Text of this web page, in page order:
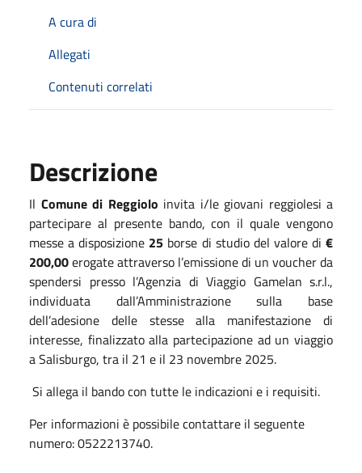
A cura di
Allegati
Contenuti correlati
Descrizione
Il Comune di Reggiolo invita i/le giovani reggiolesi a
partecipare al presente bando, con il quale vengono
messe a disposizione 25 borse di studio del valore di€
200,00erogate attraverso l’emissione di un voucher da
spendersi presso l’Agenzia di Viaggio Gamelan s.r.l.,
individuata dall’Amministrazione sulla base
dell’adesione delle stesse alla manifestazione di
interesse, finalizzato alla partecipazione adunviaggio
a Salisburgo, tra il 21 e il 23 novembre 2025.
Si allega il bando con tutte le indicazioni e i requisiti.
Per informazioni è possibile contattare il seguente
numero: 0522213740.